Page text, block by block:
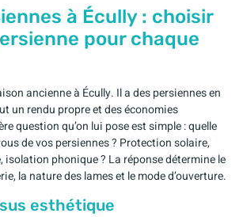
à Écully : choisir
pour chaque
ancienne à Écully. Il a des persiennes en
un rendu propre et des économies
question qu’on lui pose est simple : quelle
de vos persiennes ? Protection solaire,
isolation phonique ? La réponse détermine le
la nature des lames et le mode d’ouverture.
esthétique